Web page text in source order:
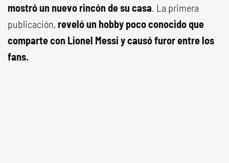
mostró un nuevo rincón de su casa. La primera
publicación, reveló un hobby poco conocido que
comparte con Lionel Messi y causó furor entre los
fans.